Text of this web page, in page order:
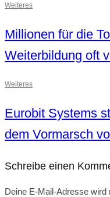
Weiteres
Millionen für die
Weiterbildung oft
Weiteres
Eurobit Systems
dem Vormarsch
Schreibe einen
Deine E-Mail-Adresse wird